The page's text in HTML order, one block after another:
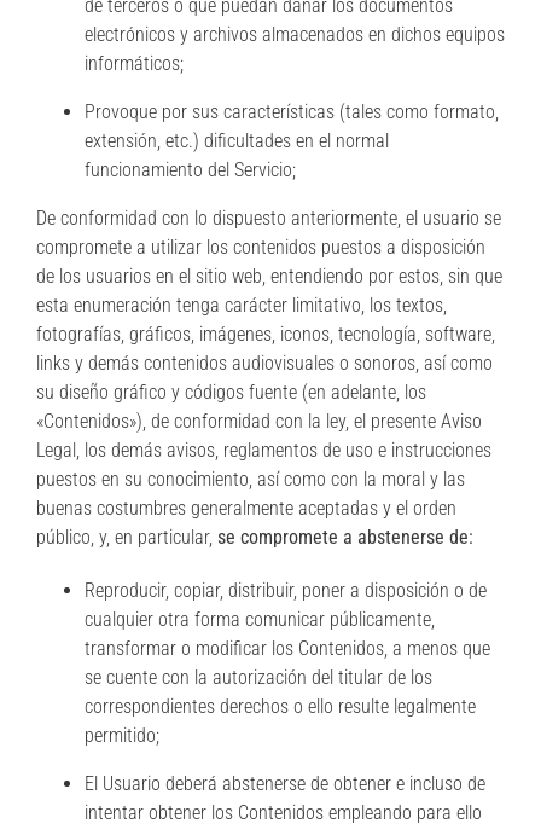
de terceros o que puedan dañar los documentos
electrónicos y archivos almacenados en dichos equipos
informáticos;
Provoque por sus características (tales como formato,
extensión, etc.) dificultades en el normal
funcionamiento del Servicio;
De conformidad con lo dispuesto anteriormente, el usuario se
compromete a utilizar los contenidos puestos a disposición
de los usuarios en el sitio web, entendiendo por estos, sin que
esta enumeración tenga carácter limitativo, los textos,
fotografías, gráficos, imágenes, iconos, tecnología, software,
links y demás contenidos audiovisuales o sonoros, así como
su diseño gráfico y códigos fuente (en adelante, los
«Contenidos»), de conformidad con la ley, el presente Aviso
Legal, los demás avisos, reglamentos de uso e instrucciones
puestos en su conocimiento, así como con la moral y las
buenas costumbres generalmente aceptadas y el orden
público, y, en particular, se compromete a abstenerse de:
Reproducir, copiar, distribuir, poner a disposición o de
cualquier otra forma comunicar públicamente,
transformar o modificar los Contenidos, a menos que
se cuente con la autorización del titular de los
correspondientes derechos o ello resulte legalmente
permitido;
El Usuario deberá abstenerse de obtener e incluso de
intentar obtener los Contenidos empleando para ello